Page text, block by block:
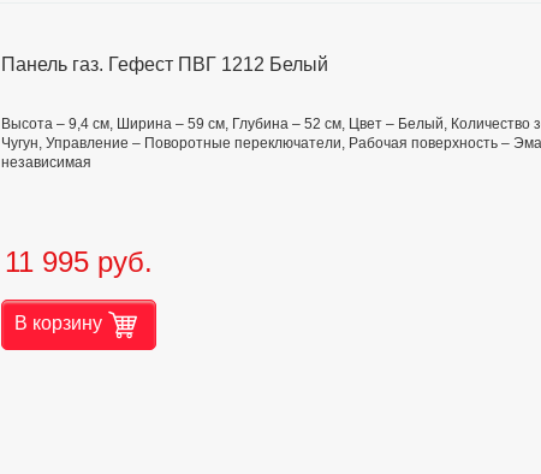
Панель газ. Гефест ПВГ 1212 Белый
Высота – 9,4 см, Ширина – 59 см, Глубина – 52 см, Цвет – Белый, Количество
Чугун, Управление – Поворотные переключатели, Рабочая поверхность –
независимая
11 995 руб.
В корзину